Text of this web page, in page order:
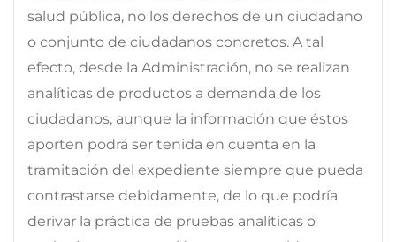
salud pública, no los derechos de un ciudadano
o conjunto de ciudadanos concretos. A tal
efecto, desde la Administración, no se realizan
analíticas de productos a demanda de los
ciudadanos, aunque la información que éstos
aporten podrá ser tenida en cuenta en la
tramitación del expediente siempre que pueda
contrastarse debidamente, de lo que podría
derivar la práctica de pruebas analíticas o